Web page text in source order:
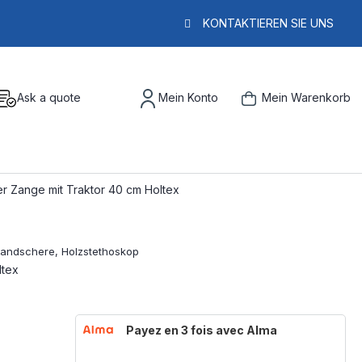
KONTAKTIEREN SIE UNS
Ask a quote Mein Konto Mein Warenkorb
Zange mit Traktor 40 cm Holtex
Payez en 3 fois avec Alma